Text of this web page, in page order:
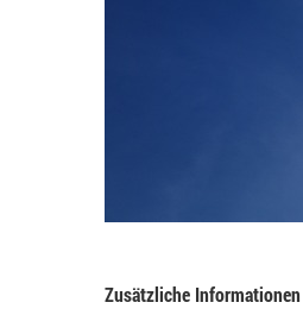
Zusätzliche Informationen